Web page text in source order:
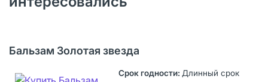
Бальзам Золотая звезда
Длинный срок